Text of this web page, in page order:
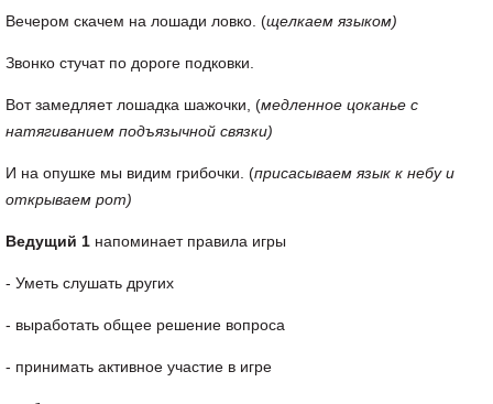
Вечером скачем на лошади ловко. (щелкаем языком)
Звонко стучат по дороге подковки.
Вот замедляет лошадка шажочки, (медленное цоканье с
натягиванием подъязычной связки)
И на опушке мы видим грибочки. (присасываем язык к небу и
открываем рот)
Ведущий 1 напоминает правила игры
- Уметь слушать других
- выработать общее решение вопроса
- принимать активное участие в игре